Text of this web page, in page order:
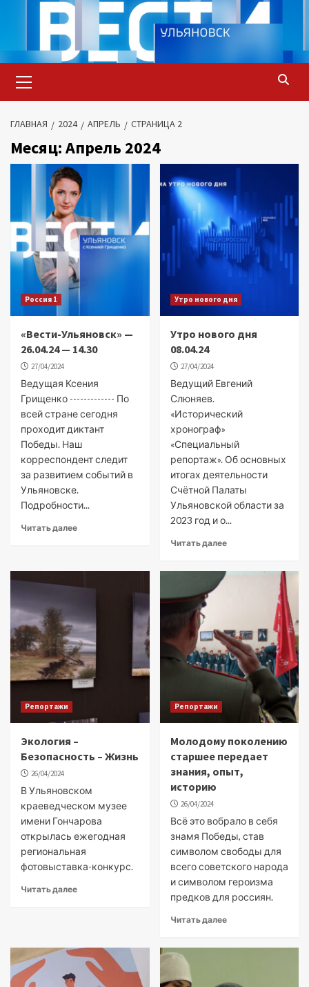
содержимому
меню
ГЛАВНАЯ 2024 АПРЕЛЬ СТРАНИЦА 2
Месяц:Апрель 2024
Россия 1
«Вести-Ульяновск» —
26.04.24 — 14.30
27/04/2024
Ведущая Ксения
Грищенко ------------- По
всей стране сегодня
проходит диктант
Победы. Наш
корреспондент следит
за развитием событий в
Ульяновске.
Подробности...
Читать далее
Утро нового дня
Утро нового дня
08.04.24
27/04/2024
Ведущий Евгений
Слюняев.
«Исторический
хронограф»
«Специальный
репортаж». Об основных
итогах деятельности
Счётной Палаты
Ульяновской области за
2023 год и о...
Читать далее
Репортажи
Экология –
Безопасность – Жизнь
26/04/2024
В Ульяновском
краеведческом музее
имени Гончарова
открылась ежегодная
региональная
фотовыставка-конкурс.
Читать далее
Репортажи
Молодому поколению
старшее передает
знания, опыт,
историю
26/04/2024
Всё это вобрало в себя
знамя Победы, став
символом свободы для
всего советского народа
и символом героизма
предков для россиян.
Читать далее